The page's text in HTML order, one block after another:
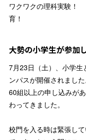
ワクワクの理科実験！
育！
大勢の小学生が参加
7月23日（土）、小学生
ンパスが開催されました
60組以上の申し込みが
わってきました。
校門を入る時は緊張し